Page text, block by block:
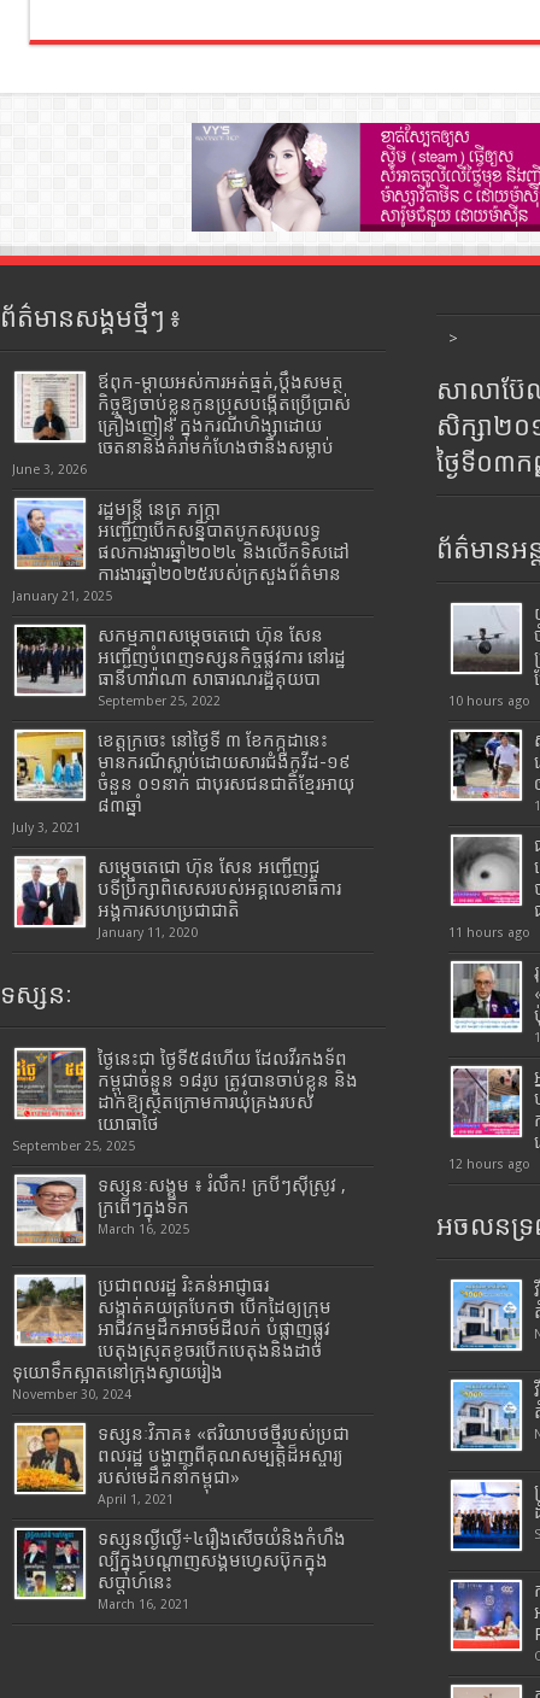
ព័ត៌មានសង្គមថ្មីៗ ៖
ឪពុក-ម្ដាយអស់ការអត់ធ្មត់,ប្ដឹងសមត្ថ
កិច្ចឱ្យចាប់ខ្លួនកូនប្រុសបង្កើតប្រើប្រាស់
គ្រឿងញៀន ក្នុងករណីហិង្សាដោយ
ចេតនានិងគំរាមកំហែងថានឹងសម្លាប់
June 3, 2026
រដ្ឋមន្រ្តី​ នេត្រ​ ភក្ត្រា​
អញ្ជើញបើកសន្និបាតបូកសរុបលទ្ធ
ផលការងារឆ្នាំ២០២៤ និងលើកទិសដៅ
ការងារឆ្នាំ២០២៥របស់​ក្រសួង​ព័ត៌មាន​
January 21, 2025
សកម្មភាពសម្តេចតេជោ ហ៊ុន សែន
អញ្ជើញបំពេញទស្សនកិច្ចផ្លូវការ នៅរដ្ឋ
ធានីហាវ៉ាណា សាធារណរដ្ឋគុយបា
September 25, 2022
ខេត្តក្រចេះ នៅថ្ងៃទី ៣ ខែកក្កដានេះ
មានករណីស្លាប់ដោយសារជំងឺកូវីដ-១៩
ចំនួន ០១នាក់ ជាបុរសជនជាតិខ្មែរអាយុ
៨៣ឆ្នាំ
July 3, 2021
សម្តេចតេជោ ហ៊ុន សែន អញ្ជើញជួ
បទីប្រឹក្សាពិសេសរបស់អគ្គលេខាធិការ
អង្គការសហប្រជាជាតិ
January 11, 2020
ទស្សនៈ
ថ្ងៃនេះជា ថ្ងៃទី៥៨ហើយ ដែលវីរកងទ័ព
កម្ពុជាចំនួន ១៨រូប ត្រូវបានចាប់ខ្លួន និង
ដាក់ឱ្យស្ថិតក្រោមការឃុំគ្រងរបស់
យោធាថៃ
September 25, 2025
ទស្សនៈសង្គម ៖ រំលឹក! ក្របីៗស៊ីស្រូវ ,
ក្រពើៗក្នុងទឹក
March 16, 2025
ប្រជាពលរដ្ឋ រិះគន់អាជ្ញាធរ
សង្កាត់គយត្របែកថា បើកដៃឲ្យក្រុម
អាជីវកម្មដឹកអាចម៍ដីលក់ បំផ្លាញផ្លូវ
បេតុងស្រុតខូចរបើកបេតុងនិងដាច់
ទុយោទឹកស្អាតនៅក្រុងស្វាយរៀង
November 30, 2024
ទស្សនៈវិភាគ៖ «ឥរិយាបថថ្មីរបស់ប្រជា
ពលរដ្ឋ បង្ហាញពីគុណសម្បត្តិដ៏អស្ចារ្យ
របស់មេដឹកនាំកម្ពុជា»
April 1, 2021
ទស្សនល្ងីល្ងើ÷៤រឿងសើចយំនិងកំហឹង
ល្បីក្នុងបណ្តាញសង្គមហ្វេសប៊ុកក្នុង
សប្តាហ៍នេះ
March 16, 2021
>
សាលាប៊ែ
សិក្សា២
ថ្ងៃទី០៣
ព័ត៌មានអន្
10 hours ago
11 hours ago
12 hours ago
អចលនទ្រ